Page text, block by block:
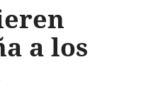
a los